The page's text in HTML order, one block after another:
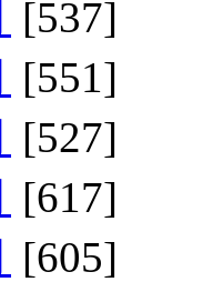
[537]
[551]
[527]
[617]
[605]